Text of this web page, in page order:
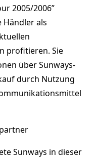
2005/2006”
Händler als
profitieren. Sie
über Sunways-
durch Nutzung
Sunways in dieser